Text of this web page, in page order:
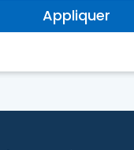
Appliquer